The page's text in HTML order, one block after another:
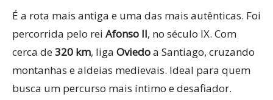
É a rota mais antiga e uma das mais autênticas. Foi
percorrida pelo rei Afonso II, no século IX. Com
cerca de320 km, liga Oviedoa Santiago, cruzando
montanhas e aldeias medievais. Ideal para quem
busca um percurso mais íntimo e desafiador.